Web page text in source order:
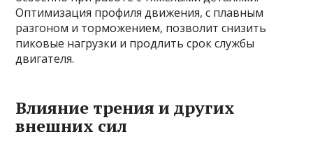
Оптимизация профиля движения, с плавным
разгоном и торможением, позволит снизить
пиковые нагрузки и продлить срок службы
двигателя.
Влияние трения и других
внешних сил